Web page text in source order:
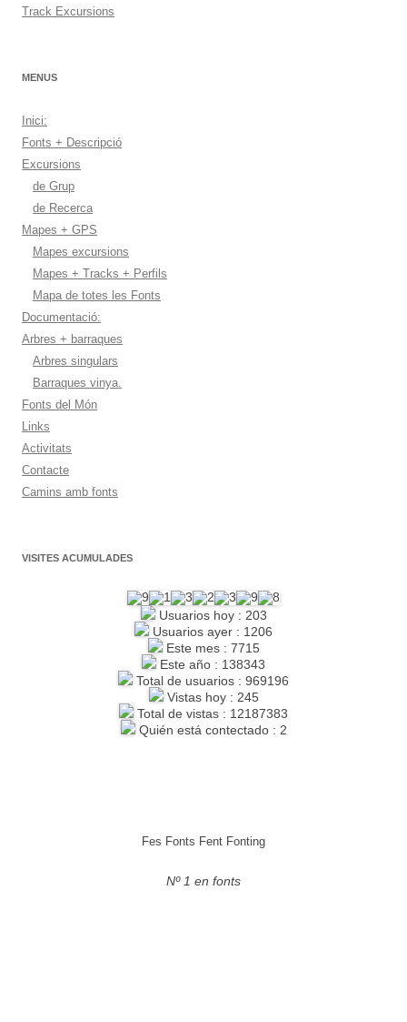
Track Excursions
MENUS
Inici:
Fonts + Descripció
Excursions
de Grup
de Recerca
Mapes + GPS
Mapes excursions
Mapes + Tracks + Perfils
Mapa de totes les Fonts
Documentació:
Arbres + barraques
Arbres singulars
Barraques vinya.
Fonts del Món
Links
Activitats
Contacte
Camins amb fonts
VISITES ACUMULADES
Usuarios hoy : 203
Usuarios ayer : 1206
Este mes : 7715
Este año : 138343
Total de usuarios : 969196
Vistas hoy : 245
Total de vistas : 12187383
Quién está contectado : 2
Fes Fonts Fent Fonting
Nº 1 en fonts